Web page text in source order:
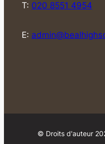
T: 020 8551 4954
E:
© Droits d'auteur